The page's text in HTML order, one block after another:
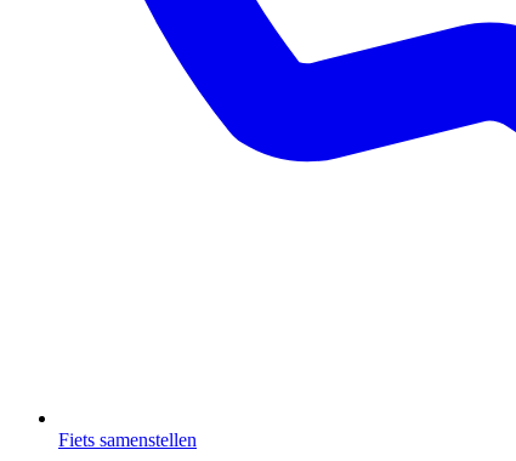
Fiets samenstellen